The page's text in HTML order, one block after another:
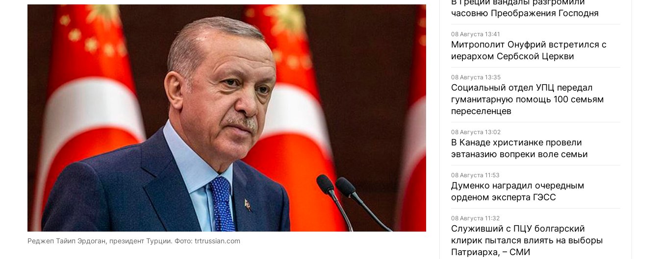
Реджеп Тайип Эрдоган, президент Турции. Фото: trtrussian.com
часовню Преображения Господня
08 Августа 13:41
Митрополит Онуфрий встретился с
иерархом Сербской Церкви
08 Августа 13:35
Социальный отдел УПЦ передал
гуманитарную помощь 100 семьям
переселенцев
08 Августа 13:02
В Канаде христианке провели
эвтаназию вопреки воле семьи
08 Августа 11:53
Думенко наградил очередным
орденом эксперта ГЭСС
08 Августа 11:32
Служивший с ПЦУ болгарский
клирик пытался влиять на выборы
Патриарха, – СМИ